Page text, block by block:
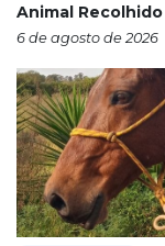
Animal
6 de agosto de 2026